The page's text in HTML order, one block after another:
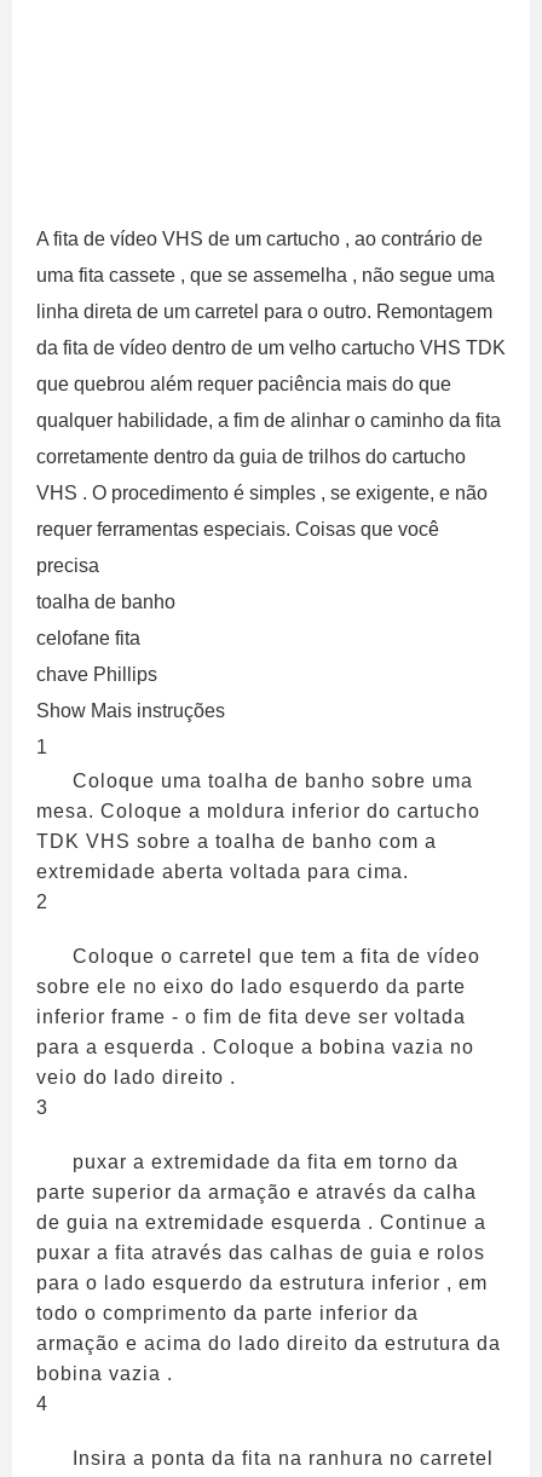
A fita de vídeo VHS de um cartucho , ao contrário de
uma fita cassete , que se assemelha , não segue uma
linha direta de um carretel para o outro. Remontagem
da fita de vídeo dentro de um velho cartucho VHS TDK
que quebrou além requer paciência mais do que
qualquer habilidade, a fim de alinhar o caminho da fita
corretamente dentro da guia de trilhos do cartucho
VHS . O procedimento é simples , se exigente, e não
requer ferramentas especiais. Coisas que você
precisa
toalha de banho
celofane fita
chave Phillips
Show Mais instruções
1
Coloque uma toalha de banho sobre uma
mesa. Coloque a moldura inferior do cartucho
TDK VHS sobre a toalha de banho com a
extremidade aberta voltada para cima.
2
Coloque o carretel que tem a fita de vídeo
sobre ele no eixo do lado esquerdo da parte
inferior frame - o fim de fita deve ser voltada
para a esquerda . Coloque a bobina vazia no
veio do lado direito .
3
puxar a extremidade da fita em torno da
parte superior da armação e através da calha
de guia na extremidade esquerda . Continue a
puxar a fita através das calhas de guia e rolos
para o lado esquerdo da estrutura inferior , em
todo o comprimento da parte inferior da
armação e acima do lado direito da estrutura da
bobina vazia .
4
Insira a ponta da fita na ranhura no carretel